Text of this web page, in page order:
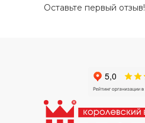
Оставьте первый отзыв!